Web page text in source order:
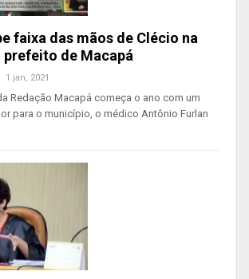
faixa das mãos de Clécio na
prefeito de Macapá
1 jan, 2021
Redação Macapá começa o ano com um
para o município, o médico Antônio Furlan